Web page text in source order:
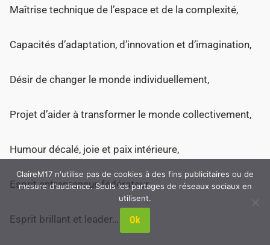
Maîtrise technique de l’espace et de la complexité,
Capacités d’adaptation, d’innovation et d’imagination,
Désir de changer le monde individuellement,
Projet d’aider à transformer le monde collectivement,
Humour décalé, joie et paix intérieure,
Esprit entrepreneur, fédérateur,
Esprit brillant et leader…
ClaireM17 n'utilise pas de cookies à des fins publicitaires ou de
mesure d'audience. Seuls les partages de réseaux sociaux en
utilisent.
Ok